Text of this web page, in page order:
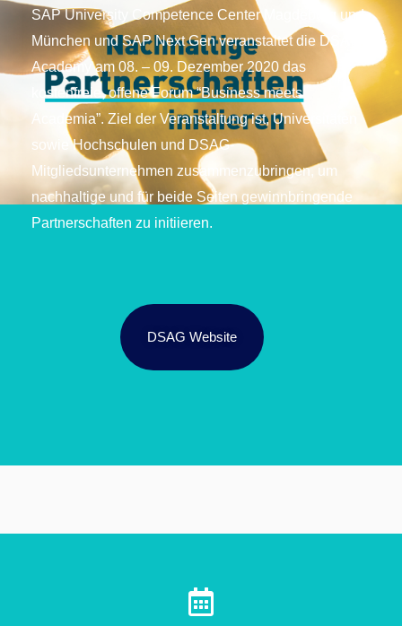
SAP University Competence Center Magdeburg und
München und SAP Next Gen veranstaltet die DSAG-
Academy am 08. – 09. Dezember 2020 das
kostenfreie, offene Forum “Business meets
Academia”. Ziel der Veranstaltung ist, Universitäten
sowie Hochschulen und DSAG-
Mitgliedsunternehmen zusammenzubringen, um
nachhaltige und für beide Seiten gewinnbringende
Partnerschaften zu initiieren.
DSAG Website